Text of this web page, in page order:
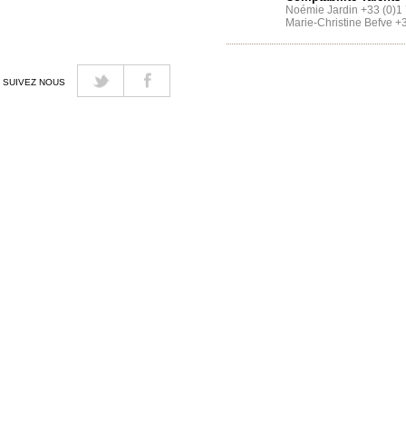
Noémie Jardin +33
Marie-Christine Befve
SUIVEZ NOUS